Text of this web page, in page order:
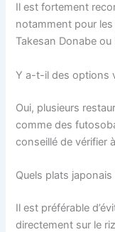
Il est fortement
notamment pour
Takesan Donabe ou
Y a-t-il des options
Oui, plusieurs
comme des
conseillé de vérifier
Quels plats
Il est préférable
directement sur le